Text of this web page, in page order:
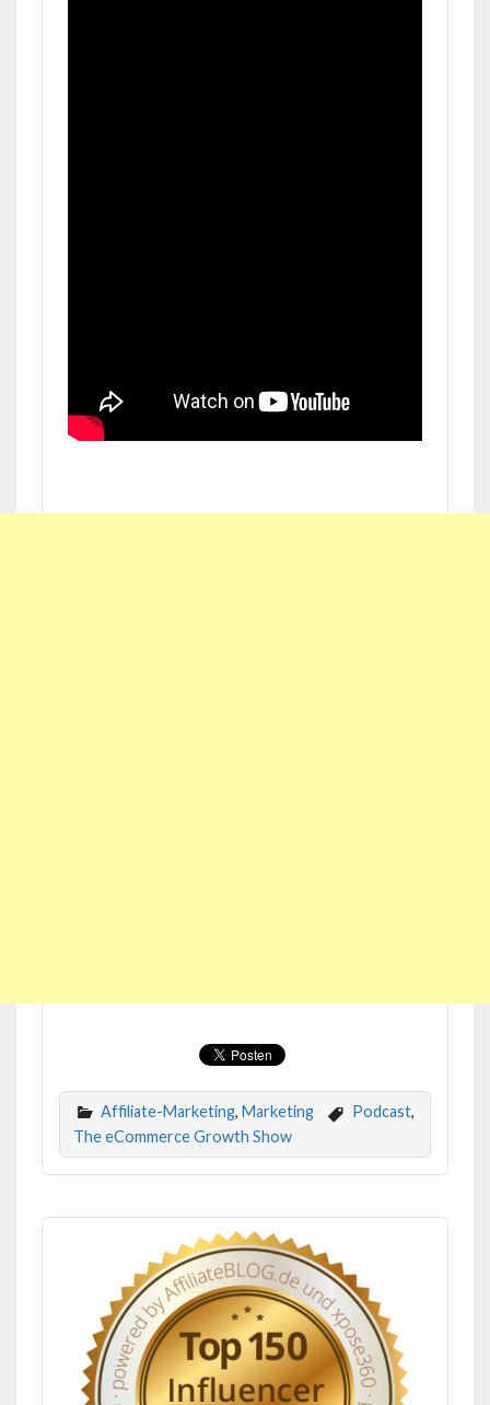
Affiliate-Marketing, Marketing Podcast,
The eCommerce Growth Show